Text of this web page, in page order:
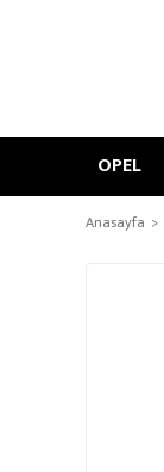
OPEL
Anasayfa